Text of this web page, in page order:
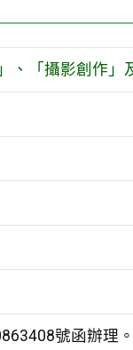
、「攝影創作」
號函辦理。